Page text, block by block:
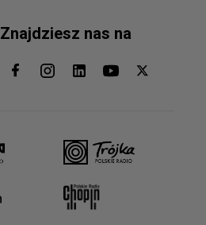
Znajdziesz nas na